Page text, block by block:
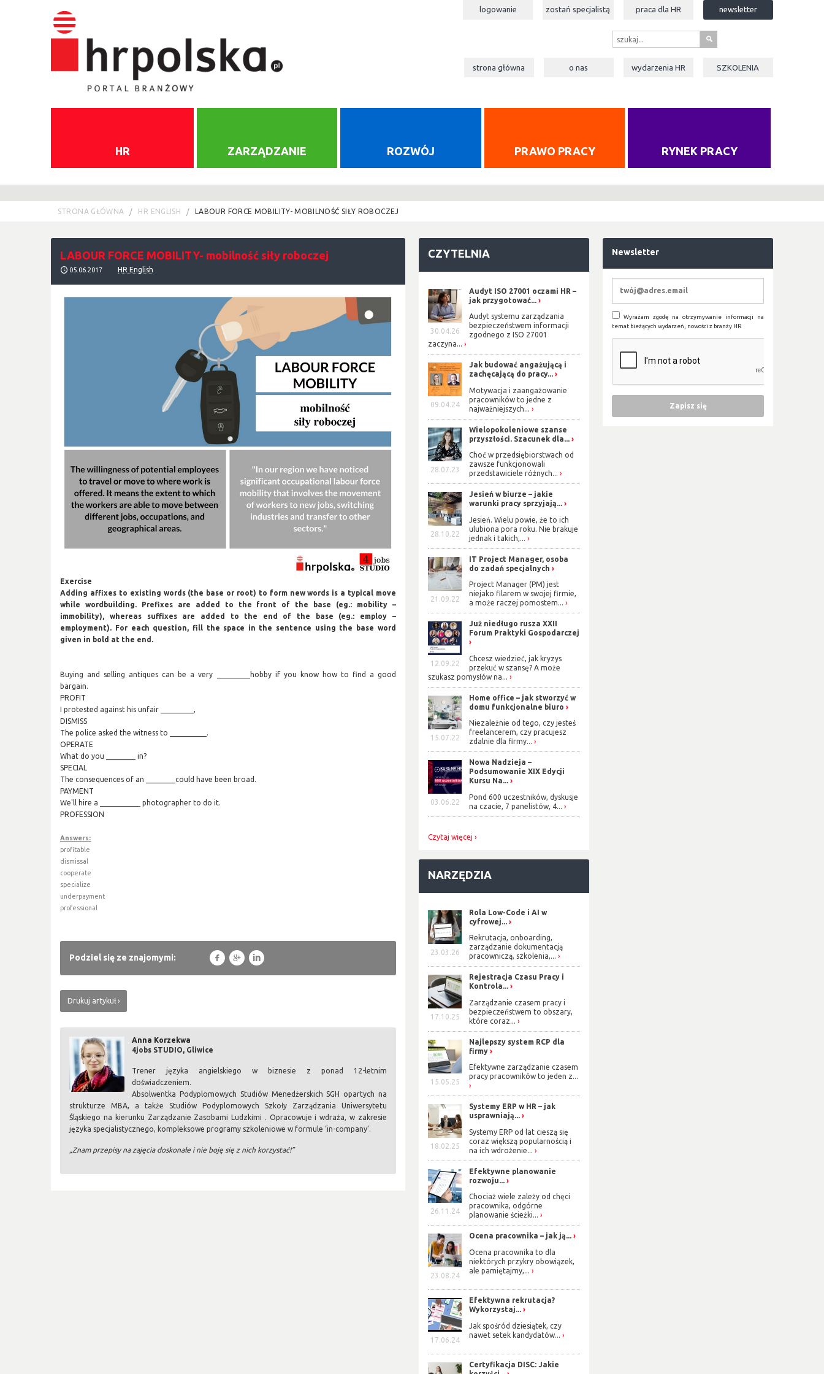
logowanie zostań specjalistą praca dla HR newsletter
s
strona główna o nas wydarzenia HR SZKOLENIA
HR ZARZĄDZANIE ROZWÓJ PRAWO PRACY RYNEK PRACY
STRONA GŁÓWNA HR ENGLISH LABOUR FORCE MOBILITY- MOBILNOŚĆ SIŁY ROBOCZEJ
LABOUR FORCE MOBILITY- mobilność siły roboczej
05.06.2017 HR English
Exercise
Adding affixes to existing words (the base or root) to form new words is a typical move
while wordbuilding. Prefixes are added to the front of the base (eg.: mobility –
immobility), whereas suffixes are added to the end of the base (eg.: employ –
employment). For each question, fill the space in the sentence using the base word
given in bold at the end.
Buying and selling antiques can be a very _________hobby if you know how to find a good
bargain.
PROFIT
I protested against his unfair _________,
DISMISS
The police asked the witness to __________.
OPERATE
What do you ________ in?
SPECIAL
The consequences of an ________could have been broad.
PAYMENT
We'll hire a ___________ photographer to do it.
PROFESSION
Answers:
profitable
dismissal
cooperate
specialize
underpayment
professional
Podziel się ze znajomymi: f g l
Drukuj artykuł
Anna Korzekwa
4jobs STUDIO, Gliwice
Trener języka angielskiego w biznesie z ponad 12-letnim
doświadczeniem.
Absolwentka Podyplomowych Studiów Menedżerskich SGH opartych na
strukturze MBA, a także Studiów Podyplomowych Szkoły Zarządzania Uniwersytetu
Śląskiego na kierunku Zarządzanie Zasobami Ludzkimi . Opracowuje i wdraża, w zakresie
języka specjalistycznego, kompleksowe programy szkoleniowe w formule ‘in-company’.
„Znam przepisy na zajęcia doskonałe i nie boję się z nich korzystać!”
CZYTELNIA
30.04.26
Audyt ISO 27001 oczami HR –
jak przygotować...
Audyt systemu zarządzania
bezpieczeństwem informacji
zgodnego z ISO 27001
zaczyna...
09.04.24
Jak budować angażującą i
zachęcającą do pracy...
Motywacja i zaangażowanie
pracowników to jedne z
najważniejszych...
28.07.23
Wielopokoleniowe szanse
przyszłości. Szacunek dla...
Choć w przedsiębiorstwach od
zawsze funkcjonowali
przedstawiciele różnych...
28.10.22
Jesień w biurze – jakie
warunki pracy sprzyjają...
Jesień. Wielu powie, że to ich
ulubiona pora roku. Nie brakuje
jednak i takich,...
21.09.22
IT Project Manager, osoba
do zadań specjalnych
Project Manager (PM) jest
niejako filarem w swojej firmie,
a może raczej pomostem...
12.09.22
Już niedługo rusza XXII
Forum Praktyki Gospodarczej
Chcesz wiedzieć, jak kryzys
przekuć w szansę? A może
szukasz pomysłów na...
15.07.22
Home office – jak stworzyć w
domu funkcjonalne biuro
Niezależnie od tego, czy jesteś
freelancerem, czy pracujesz
zdalnie dla firmy...
03.06.22
Nowa Nadzieja –
Podsumowanie XIX Edycji
Kursu Na...
Pond 600 uczestników, dyskusje
na czacie, 7 panelistów, 4...
Czytaj więcej
NARZĘDZIA
23.03.26
Rola Low-Code i AI w
cyfrowej...
Rekrutacja, onboarding,
zarządzanie dokumentacją
pracowniczą, szkolenia,...
17.10.25
Rejestracja Czasu Pracy i
Kontrola...
Zarządzanie czasem pracy i
bezpieczeństwem to obszary,
które coraz...
15.05.25
Najlepszy system RCP dla
firmy
Efektywne zarządzanie czasem
pracy pracowników to jeden z...
18.02.25
Systemy ERP w HR – jak
usprawniają...
Systemy ERP od lat cieszą się
coraz większą popularnością i
na ich wdrożenie...
26.11.24
Efektywne planowanie
rozwoju...
Chociaż wiele zależy od chęci
pracownika, odgórne
planowanie ścieżki...
23.08.24
Ocena pracownika – jak ją...
Ocena pracownika to dla
niektórych przykry obowiązek,
ale pamiętajmy,...
17.06.24
Efektywna rekrutacja?
Wykorzystaj...
Jak spośród dziesiątek, czy
nawet setek kandydatów...
Certyfikacja DISC: Jakie
Newsletter
Wyrażam zgodę na otrzymywanie informacji na
temat bieżących wydarzeń, nowości z branży HR